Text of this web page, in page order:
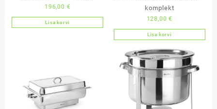
196,00 €
Lisa korvi
komplekt
128,00€
Lisa korvi